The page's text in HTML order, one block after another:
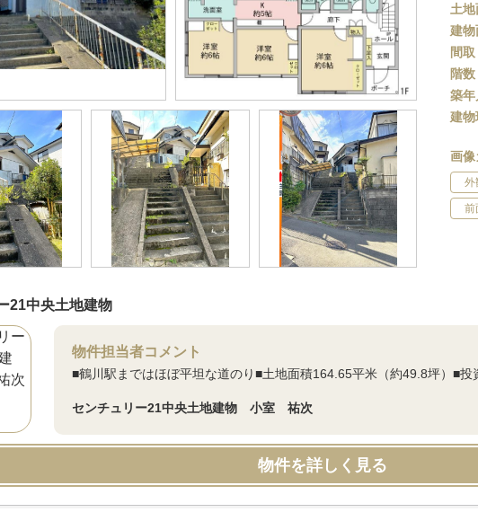
土
建物
間取
階数
築年
建物
画像
外
前
21中央土地建物
物件担当者コメント
■鶴川駅まではほぼ平坦な道のり■土地面積164.65平米（約49.8坪）■投
センチュリー21中央土地建物 小室 祐次
物件を詳しく見る